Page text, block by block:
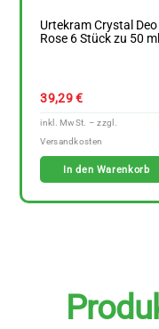
Urtekram Crystal Deo
Rose 6 Stück zu 50 ml
39,29€
In den Warenkorb